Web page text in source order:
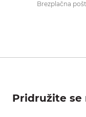
Brezplačna
Pridružite se